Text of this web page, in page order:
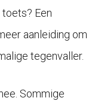
Een
aanleiding om
tegenvaller.
Sommige